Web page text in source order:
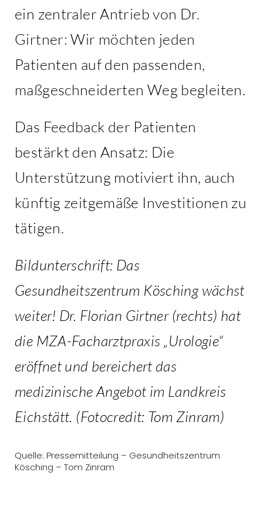
ein zentraler Antrieb von Dr.
Girtner: Wir möchten jeden
Patienten auf den passenden,
maßgeschneiderten Weg begleiten.
Das Feedback der Patienten
bestärkt den Ansatz: Die
Unterstützung motiviert ihn, auch
künftig zeitgemäße Investitionen zu
tätigen.
Bildunterschrift: Das
Gesundheitszentrum Kösching wächst
weiter! Dr. Florian Girtner (rechts) hat
die MZA-Facharztpraxis „Urologie“
eröffnet und bereichert das
medizinische Angebot im Landkreis
Eichstätt. (Fotocredit: Tom Zinram)
Quelle: Pressemitteilung – Gesundheitszentrum
Kösching – Tom Zinram